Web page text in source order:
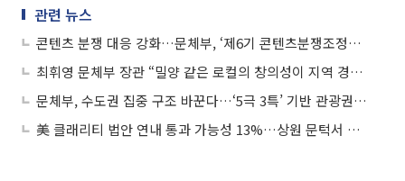
관련 뉴스
콘텐츠 분쟁 대응 강화…문체부, ‘제6기 콘텐츠분쟁조정위원회’ 출범
최휘영 문체부 장관 “밀양 같은 로컬의 창의성이 지역 경제 살린다”
문체부, 수도권 집중 구조 바꾼다…‘5극 3특’ 기반 관광권 구축 추진
美 클래리티 법안 연내 통과 가능성 13%…상원 문턱서 제동